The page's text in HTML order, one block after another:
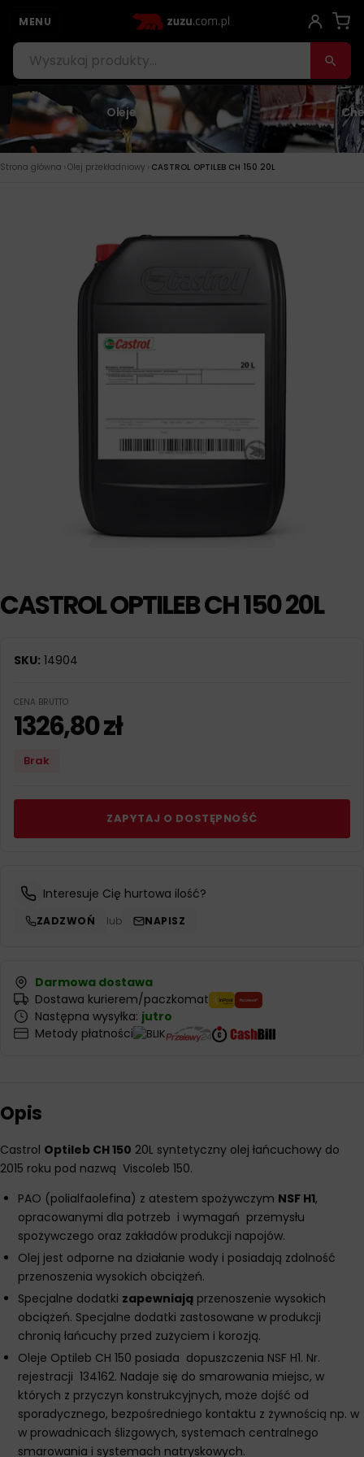
MENU
Oleje
Strona główna › Olej przekładniowy › CASTROL OPTILEB CH 150 20L
CASTROL OPTILEB CH 150 20L
SKU: 14904
CENA BRUTTO
1326,80zł
Brak
ZAPYTAJ O DOSTĘPNOŚĆ
Interesuje Cię hurtowa ilość?
ZADZWOŃ lub NAPISZ
Darmowa dostawa
Dostawa kurierem/paczkomat
Następna wysyłka: jutro
Metody płatności
Opis
Castrol Optileb CH 150 20L syntetyczny olej łańcuchowy do
2015 roku pod nazwą Viscoleb 150.
PAO (polialfaolefina) z atestem spożywczym NSF H1,
opracowanymi dla potrzeb i wymagań przemysłu
spożywczego oraz zakładów produkcji napojów.
Olej jest odporne na działanie wody i posiadają zdolność
przenoszenia wysokich obciążeń.
Specjalne dodatki zapewniają przenoszenie wysokich
obciążeń. Specjalne dodatki zastosowane w produkcji
chronią łańcuchy przed zużyciem i korozją.
Oleje Optileb CH 150 posiada dopuszczenia NSF H1. Nr.
rejestracji 134162. Nadaje się do smarowania miejsc, w
których z przyczyn konstrukcyjnych, może dojść od
sporadycznego, bezpośredniego kontaktu z żywnością np. w
w prowadnicach ślizgowych, systemach centralnego
smarowania i systemach natryskowych.